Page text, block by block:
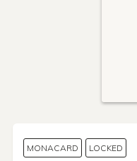
MONACARD LOCKED